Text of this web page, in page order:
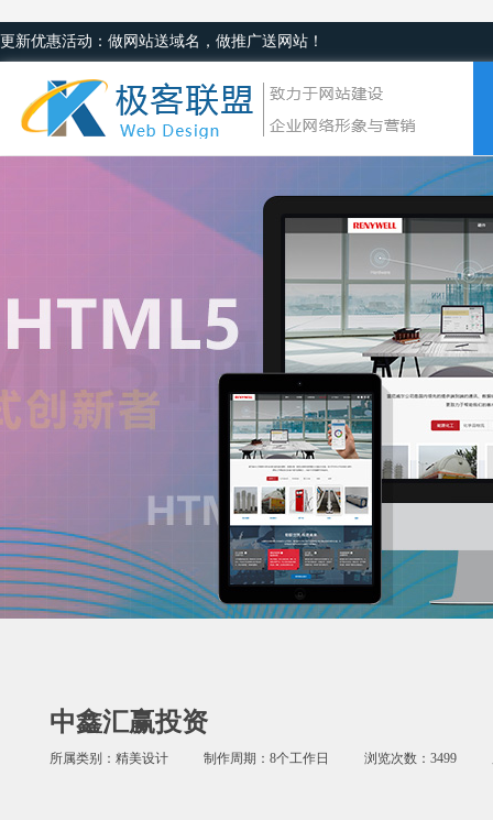
更新优惠活动：做网站送域名，做推广送网站！
中鑫汇赢投资
所属类别：精美设计 制作周期：8个工作日 浏览次数：3499